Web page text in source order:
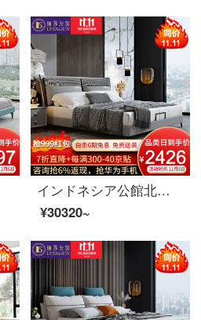
インドネシア公館北欧の軽奢な実木の皮のベッドの近代的な簡約主な寝室の布芸のダブルベッドの逸品の家具の1.8 m真皮の寝床の階の本当の牛皮（半皮）+落葉松の内で支えます+進級版は骨格を並べます
¥30320~